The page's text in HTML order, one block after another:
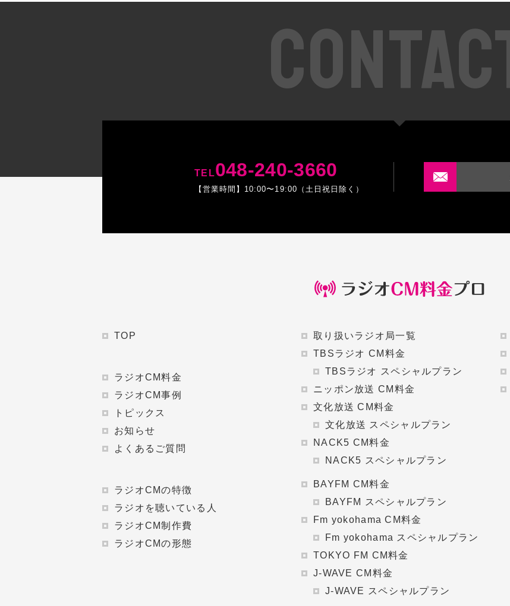
TEL048-240-3660
【営業時間】10:00〜19:00（土日祝日除く）
TOP
ラジオCM料金
ラジオCM事例
トピックス
お知らせ
よくあるご質問
ラジオCMの特徴
ラジオを聴いている人
ラジオCM制作費
ラジオCMの形態
取り扱いラジオ局一覧
TBSラジオ CM料金
TBSラジオ スペシャルプラン
ニッポン放送 CM料金
文化放送 CM料金
文化放送 スペシャルプラン
NACK5 CM料金
NACK5 スペシャルプラン
BAYFM CM料金
BAYFM スペシャルプラン
Fm yokohama CM料金
Fm yokohama スペシャルプラン
TOKYO FM CM料金
J-WAVE CM料金
J-WAVE スペシャルプラン